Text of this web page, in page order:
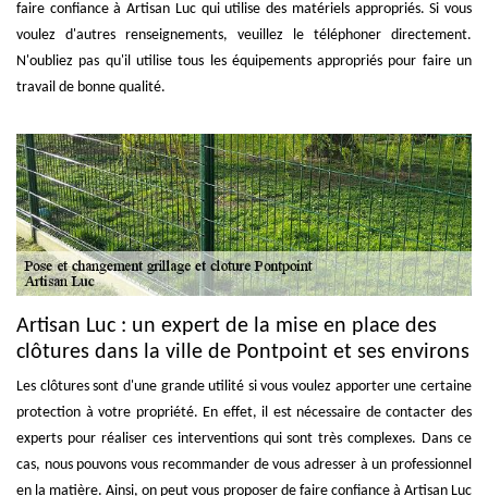
faire confiance à Artisan Luc qui utilise des matériels appropriés. Si vous
voulez d'autres renseignements, veuillez le téléphoner directement.
N'oubliez pas qu'il utilise tous les équipements appropriés pour faire un
travail de bonne qualité.
Artisan Luc : un expert de la mise en place des
clôtures dans la ville de Pontpoint et ses environs
Les clôtures sont d'une grande utilité si vous voulez apporter une certaine
protection à votre propriété. En effet, il est nécessaire de contacter des
experts pour réaliser ces interventions qui sont très complexes. Dans ce
cas, nous pouvons vous recommander de vous adresser à un professionnel
en la matière. Ainsi, on peut vous proposer de faire confiance à Artisan Luc